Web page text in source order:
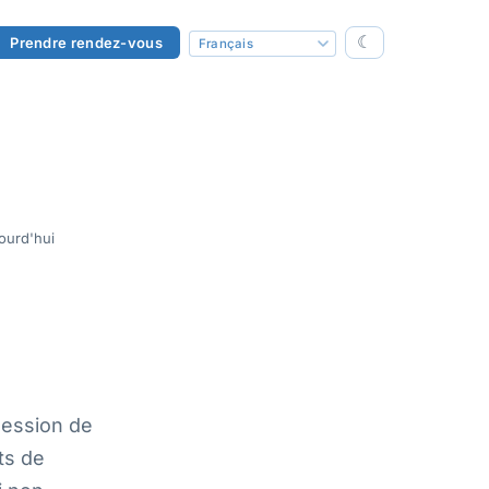
Prendre rendez-vous ☾
de
de